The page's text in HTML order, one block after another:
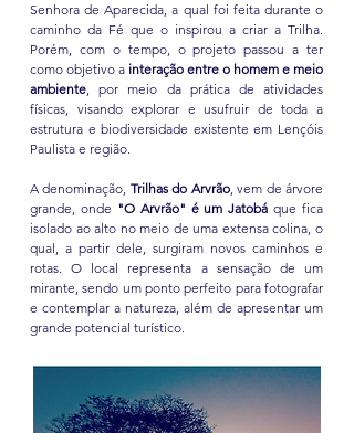
Senhora de Aparecida, a qual foi feita durante o
caminho da Fé que o inspirou a criar a Trilha.
Porém, com o tempo, o projeto passou a ter
como objetivo a interação entre o homem e meio
ambiente, por meio da prática de atividades
físicas, visando explorar e usufruir de toda a
estrutura e biodiversidade existente em Lençóis
Paulista e região.
A denominação, Trilhas do Arvrão, vem de árvore
grande, onde "O Arvrão" é um Jatobá que fica
isolado ao alto no meio de uma extensa colina, o
qual, a partir dele, surgiram novos caminhos e
rotas. O local representa a sensação de um
mirante, sendo um ponto perfeito para fotografar
e contemplar a natureza, além de apresentar um
grande potencial turístico.